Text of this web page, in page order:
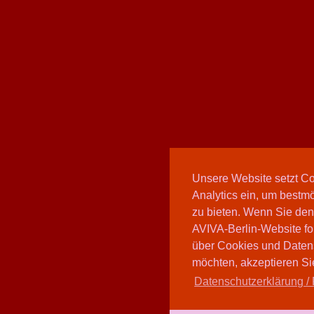
Unsere Website setzt
Analytics ein, um
zu bieten. Wenn Sie
AVIVA-Berlin-Website
über Cookies und
möchten, akzeptieren
Datenschutzerklärung /